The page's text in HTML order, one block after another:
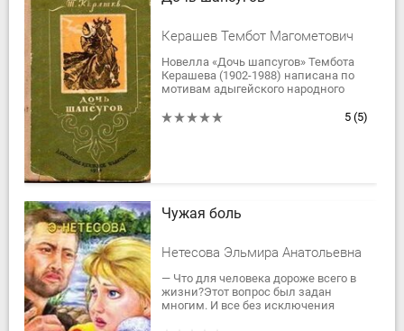
Керашев Тембот Магометович
Новелла «Дочь шапсугов» Тембота
Керашева (1902-1988) написана по
мотивам адыгейского народного
чувству чести, свободы и долга
5 (5)
Чужая боль
Нетесова Эльмира Анатольевна
— Что для человека дороже всего в
жизни?Этот вопрос был задан
многим. И все без исключения